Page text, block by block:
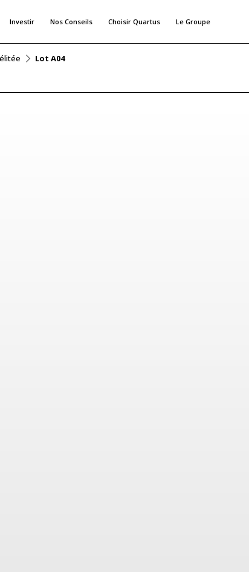
Investir Nos Conseils Choisir Quartus Le Groupe
Lot A04